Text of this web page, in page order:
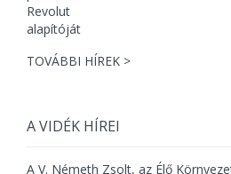
TOVÁBBI HÍREK >
A VIDÉK HÍREI
A V. Németh Zsolt, az Élő